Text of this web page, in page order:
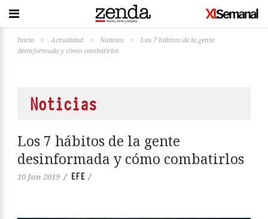
Inicio > Actualidad > Noticias >
Los 7 hábitos de la gente
desinformada y cómo combatirlos
Noticias
Los 7 hábitos de la gente
desinformada y cómo combatirlos
10 Jun 2019 / EFE /